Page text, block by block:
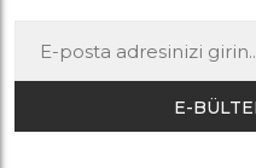
E-